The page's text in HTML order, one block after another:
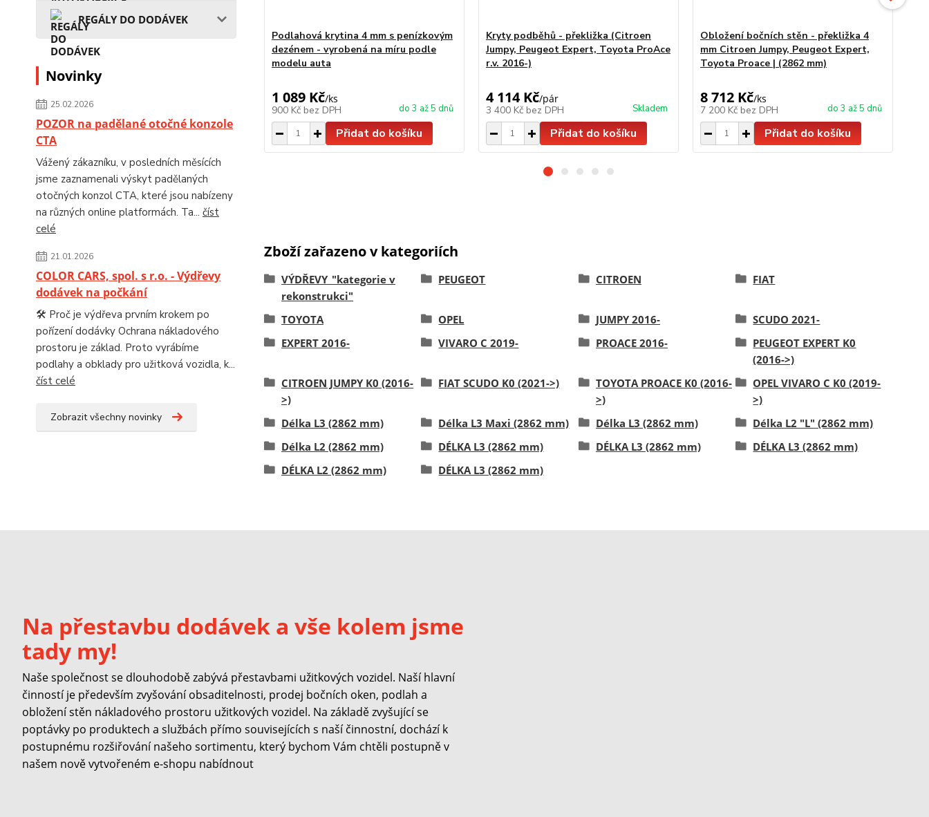
REGÁLY DO DODÁVEK
Novinky
25.02.2026
POZOR na padělané otočné konzole
CTA
Vážený zákazníku, v posledních měsících
jsme zaznamenali výskyt padělaných
otočných konzol CTA, které jsou nabízeny
na různých online platformách. Ta... číst
celé
21.01.2026
COLOR CARS, spol. s r.o. - Výdřevy
dodávek na počkání
🛠️ Proč je výdřeva prvním krokem po
pořízení dodávky Ochrana nákladového
prostoru je základ. Proto vyrábíme
podlahy a obklady pro užitková vozidla, k...
číst celé
Zobrazit všechny novinky
Podlahová krytina 4 mm s penízkovým
dezénem - vyrobená na míru podle
modelu auta
1 089 Kč/ks
900 Kč bez DPH do 3 až 5 dnů
Přidat do košíku
Kryty podběhů - překližka (Citroen
Jumpy, Peugeot Expert, Toyota ProAce
r.v. 2016-)
4 114 Kč/pár
3 400 Kč bez DPH Skladem
Přidat do košíku
Obložení bočních stěn - překližka 4
mm Citroen Jumpy, Peugeot Expert,
Toyota Proace | (2862 mm)
8 712 Kč/ks
7 200 Kč bez DPH do 3 až 5 dnů
Přidat do košíku
Zboží zařazeno v kategoriích
VÝDŘEVY_"kategorie v
rekonstrukci"
PEUGEOT CITROEN FIAT
TOYOTA OPEL JUMPY 2016-
SCUDO 2021-
EXPERT 2016-
VIVARO C 2019- PROACE 2016-
PEUGEOT EXPERT K0
(2016->)
CITROEN JUMPY K0 (2016-
>)
FIAT SCUDO K0 (2021->)
TOYOTA PROACE K0 (2016-
>)
OPEL VIVARO C K0 (2019-
>)
Délka L3 (2862 mm)
Délka L3 Maxi (2862 mm) Délka L3 (2862 mm)
Délka L2 "L" (2862 mm)
Délka L2 (2862 mm)
DÉLKA L3 (2862 mm) DÉLKA L3 (2862 mm)
DÉLKA L3 (2862 mm)
DÉLKA L2 (2862 mm)
DÉLKA L3 (2862 mm)
Na přestavbu dodávek a vše kolem jsme
tady my!
Naše společnost se dlouhodobě zabývá přestavbami užitkových vozidel. Naší hlavní
činností je především zvyšování obsaditelnosti, prodej bočních oken, podlah a
obložení stěn nákladového prostoru užitkových vozidel. Na základě zvyšující se
poptávky po produktech a službách přímo souvisejících s naší činnostní, dochází k
postupnému rozšiřování našeho sortimentu, který bychom Vám chtěli postupně v
našem nově vytvořeném e-shopu nabídnout